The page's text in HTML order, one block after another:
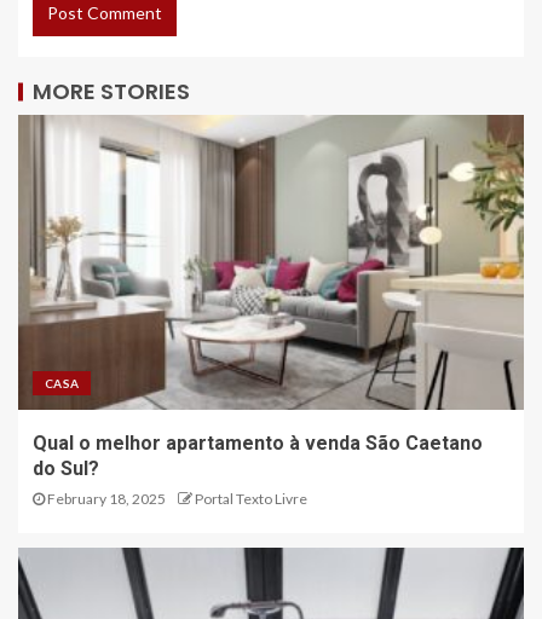
MORE STORIES
CASA
Qual o melhor apartamento à venda São Caetano
do Sul?
February 18, 2025 Portal Texto Livre